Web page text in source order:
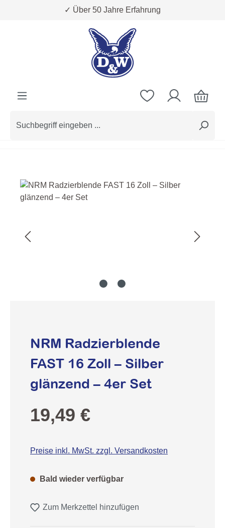
Zum Hauptinhalt springen✓ Über 50 Jahre Erfahrung
Bildergalerie überspringen
NRM Radzierblende
FAST 16 Zoll – Silber
glänzend – 4er Set
Regulärer Preis:
19,49 €
Preise inkl. MwSt. zzgl. Versandkosten
Bald wieder verfügbar
Zum Merkzettel hinzufügen